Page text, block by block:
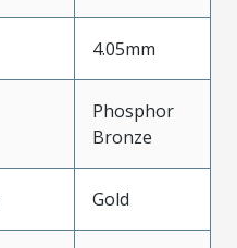
4.05mm
Phosphor
Bronze
Gold